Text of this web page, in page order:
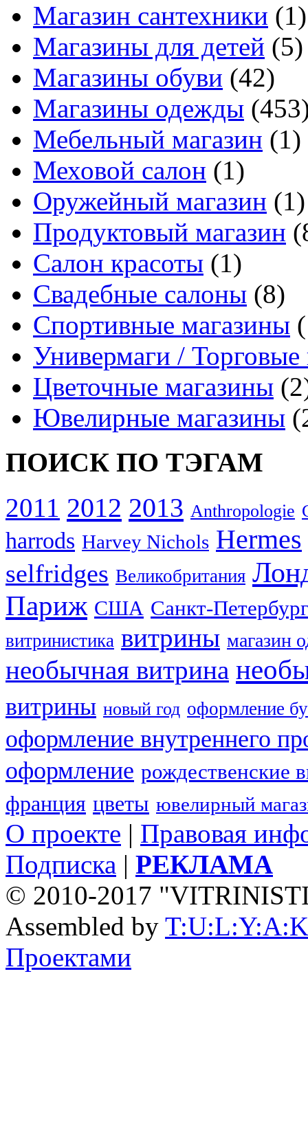
Магазин сантехники (1)
Магазины для детей (5)
Магазины обуви (42)
Магазины одежды
Мебельный магазин (1)
Меховой салон (1)
Оружейный магазин (1)
Продуктовый магазин
Салон красоты (1)
Свадебные салоны (8)
Спортивные магазины
Универмаги /
Цветочные магазины
Ювелирные магазины
ПОИСК ПО ТЭГАМ
2011 2012 2013 Anthropologie
harrods Harvey Nichols Hermes
selfridges Великобритания
Париж США Санкт-
витринистика витрины магазин
необычная витрина
витрины новый год оформление
оформление внутреннего
оформление рождественские
франция цветы ювелирный
О проекте | Правовая
Подписка | РЕКЛАМА
© 2010-2017
Assembled by
Проектами